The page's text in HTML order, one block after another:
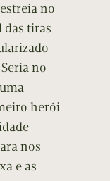
no
das tiras
no
herói
nos
e as